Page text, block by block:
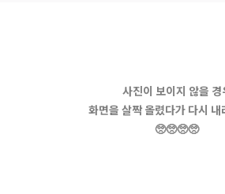
사진이 보이지 않을 경
화면을 살짝 올렸다가 다시 내
🥺🥺🥺🥺